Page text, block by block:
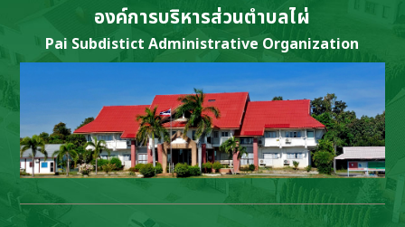
องค์การบริหารส่วนตำบลไผ่
Pai Subdistict Administrative Organization